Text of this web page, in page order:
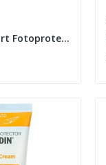
Isdin Pack Sport Fotoprotector Fusion Water...